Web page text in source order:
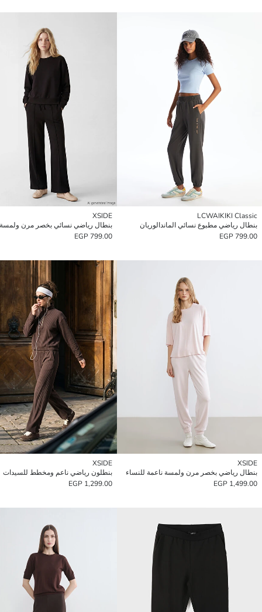
LCWAIKIKI Classic
بنطال رياضي مطبوع نسائي الماندالوريان
799.00 EGP
XSIDE
بنطال رياضي نسائي بخصر مرن ولمسة
799.00 EGP
XSIDE
بنطال رياضي بخصر مرن ولمسة ناعمة للنساء
1,499.00 EGP
XSIDE
بنطلون رياضي ناعم ومخطط للسيدات
1,299.00 EGP